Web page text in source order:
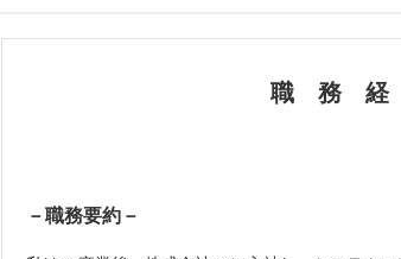
職 務 経
－職務要約－